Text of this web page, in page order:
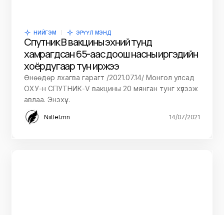
НИЙГЭМ ЭРҮҮЛ МЭНД
Спутник В вакцины эхний тунд
хамрагдсан 65-аас доош насны иргэдийн
хоёрдугаар тун иржээ
Өнөөдөр лхагва гарагт /2021.07.14/ Монгол улсад
ОХУ-н СПУТНИК-V вакцины 20 мянган тунг хүлээж
авлаа. Энэхүү…
Niitlel.mn 14/07/2021